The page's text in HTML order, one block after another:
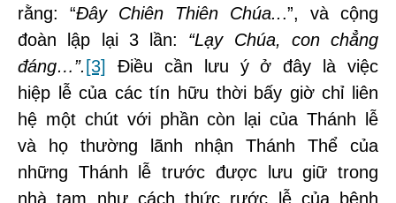
rằng: “Đây Chiên Thiên Chúa...”, và cộng
đoàn lập lại 3 lần: “Lạy Chúa, con chẳng
đáng…”. [3]
Điều cần lưu ý ở đây là việc
hiệp lễ của các tín hữu thời bấy giờ chỉ liên
hệ một chút với phần còn lại của Thánh lễ
và họ thường lãnh nhận Thánh Thể của
những Thánh lễ trước được lưu giữ trong
nhà tạm như cách thức rước lễ của bệnh